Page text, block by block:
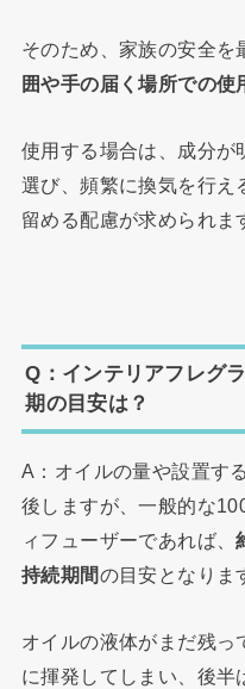
そのため、家族の安全を
囲や手の届く場所での使
使用する場合は、成分が
選び、頻繁に換気を行え
留める配慮が求められま
Q：インテリアフレグ
期の目安は？
A：オイルの量や設置す
後しますが、一般的な
ィフューザーであれば、
持続期間の目安となりま
オイルの液体がまだ残
に揮発してしまい、後半